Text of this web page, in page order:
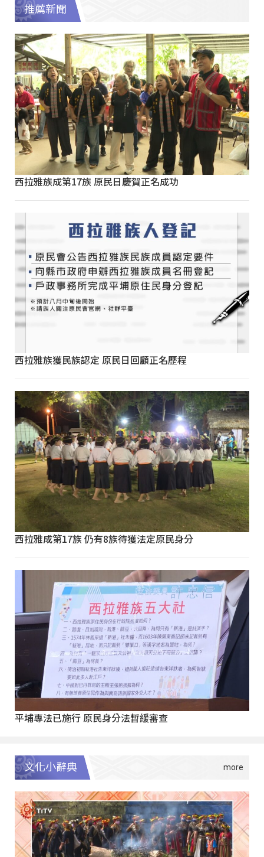
推薦新聞
西拉雅族成第17族 原民日慶賀正名成功
西拉雅族獲民族認定 原民日回顧正名歷程
西拉雅成第17族 仍有8族待獲法定原民身分
平埔專法已施行 原民身分法暫緩審查
文化小辭典